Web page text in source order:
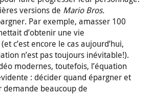
versions de Mario Bros.
Par exemple, amasser 100
d’obtenir une vie
c’est encore le cas aujourd’hui,
n’est pas toujours inévitable!).
modernes, toutefois, l’équation
: décider quand épargner et
demande beaucoup de